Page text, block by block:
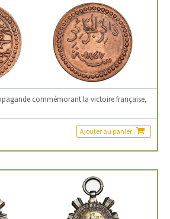
commémorant la victoire française,
Ajouter au panier